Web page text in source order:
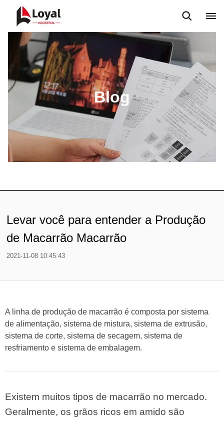
Aplicação Notícias Custome Reviews
Blog
Levar você para entender a Produção
de Macarrão Macarrão
2021-11-08 10:45:43
A linha de produção de macarrão é composta por sistema
de alimentação, sistema de mistura, sistema de extrusão,
sistema de corte, sistema de secagem, sistema de
resfriamento e sistema de embalagem.
Existem muitos tipos de macarrão no mercado.
Geralmente, os grãos ricos em amido são